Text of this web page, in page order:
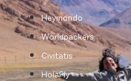
Heymondo
Worldpackers
Civitatis
HolaFly